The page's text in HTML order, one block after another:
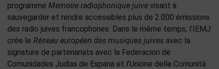
programme Mémoire radiophonique juive visant à
sauvegarder et rendre accessibles plus de 2.000 émissions
des radio juives francophones. Dans le même temps, l’IEMJ
crée le Réseau européen des musiques juives avec la
signature de partenariats avec la Federacion de
Comunidades Judias de Espana et l’Unione delle Comunità